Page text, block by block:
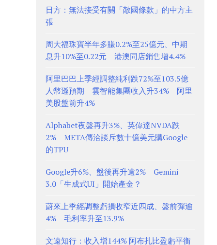
日方：無法接受有關「敵國條款」的中方主
張
周大福珠寶半年多賺0.2%至25億元、中期
息升10%至0.22元 港澳同店銷售增4.4%
阿里巴巴上季經調整純利跌72%至103.5億
人幣遜預期 雲智能集團收入升34% 阿里
美股盤前升4%
Alphabet夜盤再升3%、英偉達NVDA跌
2% META傳洽談斥數十億美元購Google
的TPU
Google升6%、盤後再升逾2% Gemini
3.0「生成式UI」開始產金？
蔚來上季經調整虧損收窄近四成、盤前彈逾
4% 毛利率升至13.9%
文遠知行：收入增144% 阿布扎比盈虧平衡